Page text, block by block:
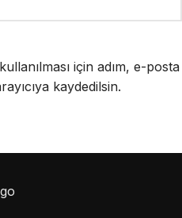
için adım, e-posta
kaydedilsin.